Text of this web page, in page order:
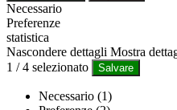
Necessario
Preferenze
statistica
Nascondere dettagli Mostra
1 /4 selezionato Salvare
Necessario (1)